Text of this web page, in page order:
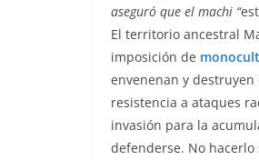
aseguró que el machi “
El territorio ancestral
imposición de
envenenan y
resistencia a ataques
invasión para la
defenderse. No